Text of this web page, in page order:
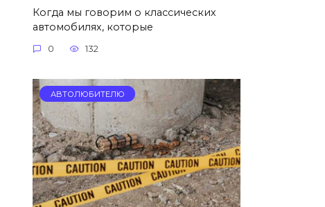
Когда мы говорим о классических
автомобилях, которые
0 132
АВТОЛЮБИТЕЛЮ